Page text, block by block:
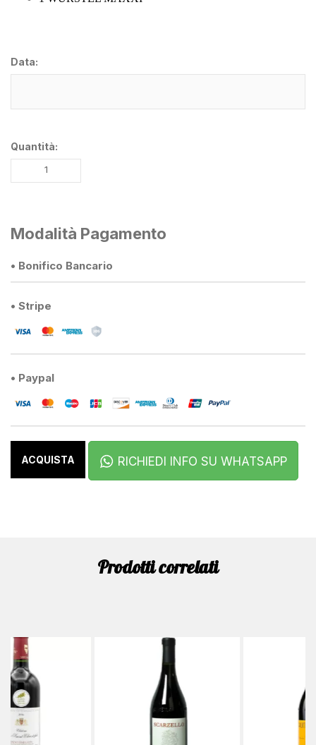
Data:
Quantità:
Modalità Pagamento
• Bonifico Bancario
• Stripe
• Paypal
ACQUISTA RICHIEDI INFO SU WHATSAPP
Prodotti correlati